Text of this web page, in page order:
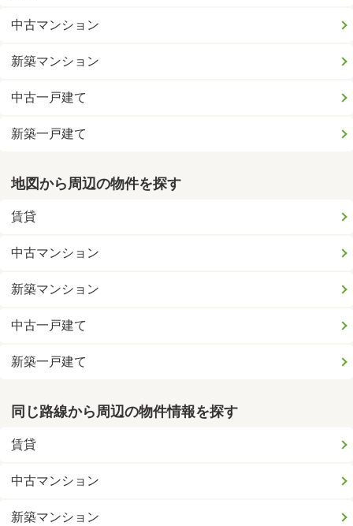
中古マンション
新築マンション
中古一戸建て
新築一戸建て
地図から周辺の物件を探す
賃貸
中古マンション
新築マンション
中古一戸建て
新築一戸建て
同じ路線から周辺の物件情報を探す
賃貸
中古マンション
新築マンション